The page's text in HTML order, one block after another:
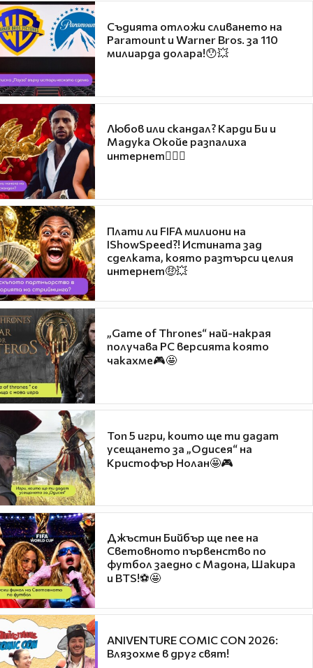
Съдията отложи сливането на
Paramount и Warner Bros. за 110
милиарда долара!😯💥
Любов или скандал? Карди Би и
Мадука Окойе разпалиха
интернет❤️‍🔥🔥
Плати ли FIFA милиони на
IShowSpeed?! Истината зад
сделката, която разтърси целия
интернет🤑💥
„Game of Thrones“ най-накрая
получава PC версията която
чакахме🎮🤩
Топ 5 игри, които ще ти дадат
усещането за „Одисея“ на
Кристофър Нолан🤩🎮
Джъстин Бийбър ще пее на
Световното първенство по
футбол заедно с Мадона, Шакира
и BTS!⚽🤩
ANIVENTURE COMIC CON 2026:
Влязохме в друг свят!